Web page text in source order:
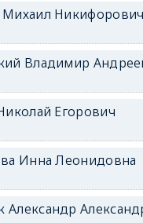
Никифорович
Владимир
Егорович
Инна Леонидовна